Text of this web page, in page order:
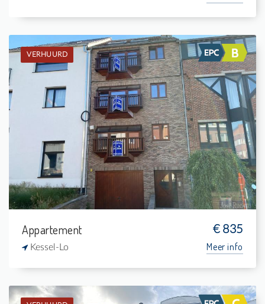
VERHUURD
Verhuurd: Appartement
1
-
1
63 m²
Appartement € 835
Kessel-Lo Meer info